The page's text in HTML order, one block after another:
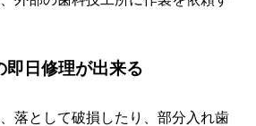
即日修理が出来る
落として破損したり、部分入れ歯